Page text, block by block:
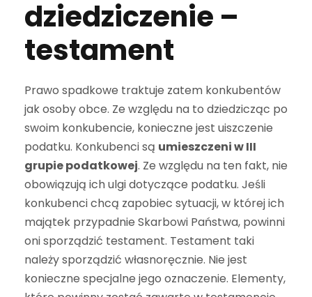
dziedziczenie –
testament
Prawo spadkowe traktuje zatem konkubentów
jak osoby obce. Ze względu na to dziedzicząc po
swoim konkubencie, konieczne jest uiszczenie
podatku. Konkubenci są umieszczeni w III
grupie podatkowej. Ze względu na ten fakt, nie
obowiązują ich ulgi dotyczące podatku. Jeśli
konkubenci chcą zapobiec sytuacji, w której ich
majątek przypadnie Skarbowi Państwa, powinni
oni sporządzić testament. Testament taki
należy sporządzić własnoręcznie. Nie jest
konieczne specjalne jego oznaczenie. Elementy,